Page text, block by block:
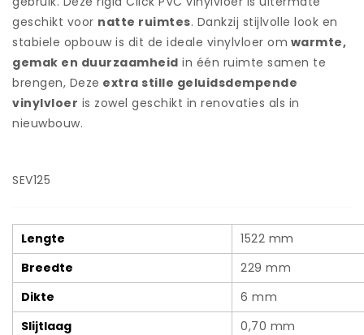
geschikt voor natte ruimtes. Dankzij stijlvolle look en
stabiele opbouw is dit de ideale vinylvloer om warmte,
gemak en duurzaamheid in één ruimte samen te
brengen, Deze extra stille geluidsdempende
vinylvloer is zowel geschikt in renovaties als in
nieuwbouw.
SEV125
Lengte
1522 mm
Breedte
229 mm
Dikte
6 mm
Slijtlaag
0,70 mm